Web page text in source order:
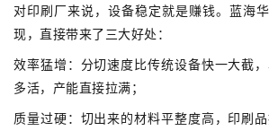
对印刷厂来说，设备稳定就是赚钱。蓝海
现，直接带来了三大好处：
效率猛增：分切速度比传统设备快一大截
多活，产能直接拉满；
质量过硬：切出来的材料平整度高，印刷